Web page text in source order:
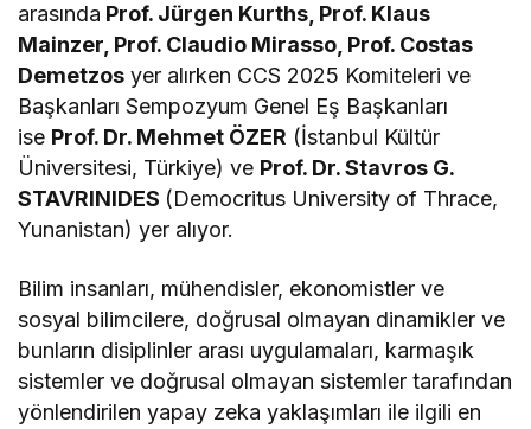
arasında Prof. Jürgen Kurths, Prof. Klaus
Mainzer, Prof. Claudio Mirasso, Prof. Costas
Demetzos yer alırken CCS 2025 Komiteleri ve
Başkanları Sempozyum Genel Eş Başkanları
ise Prof. Dr. Mehmet ÖZER (İstanbul Kültür
Üniversitesi, Türkiye) ve Prof. Dr. Stavros G.
STAVRINIDES (Democritus University of Thrace,
Yunanistan) yer alıyor.
Bilim insanları, mühendisler, ekonomistler ve
sosyal bilimcilere, doğrusal olmayan dinamikler ve
bunların disiplinler arası uygulamaları, karmaşık
sistemler ve doğrusal olmayan sistemler tarafından
yönlendirilen yapay zeka yaklaşımları ile ilgili en